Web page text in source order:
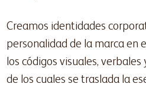
Creamos identidades
personalidad de la marca en
los códigos visuales,
de los cuales se traslada la